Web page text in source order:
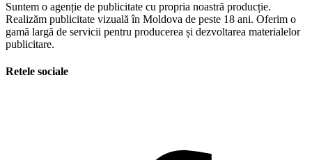
Suntem o agenție de publicitate cu propria noastră producție.
Realizăm publicitate vizuală în Moldova de peste 18 ani. Oferim o
gamă largă de servicii pentru producerea și dezvoltarea materialelor
publicitare.
Retele sociale